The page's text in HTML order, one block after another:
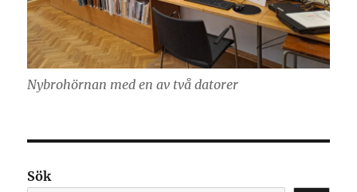
Nybrohörnan med en av två datorer
Sök